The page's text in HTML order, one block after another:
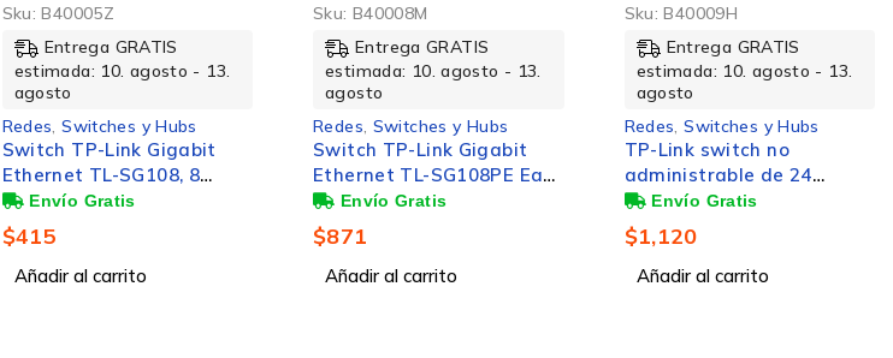
Sku:B40005Z
Entrega GRATIS
estimada: 10. agosto - 13.
agosto
Redes ,Switches y Hubs
Switch TP-Link Gigabit
Ethernet TL-SG108, 8
Puertos 10/100/1000Mbps,
16 Gbit/s, 4.000 Entradas -
No Administrable
$415
Añadir al carrito
Sku: B40008M
Entrega GRATIS
estimada: 10. agosto - 13.
agosto
Redes Switches y Hubs
Switch TP-Link Gigabit
Ethernet TL-SG108PE Easy
Smart PoE, 8 Puertos
10/100/1000Mbps (4x PoE),
16 Gbit/s, 4000 entradas -
No Administrable
$871
Añadir al carrito
Sku:B40009H
Entrega GRATIS
estimada: 10. agosto - 13.
agosto
Redes ,Switches y Hubs
TP-Link switch no
administrable de 24
puertos fast ethernet
10/100
$1,120
Añadir al carrito